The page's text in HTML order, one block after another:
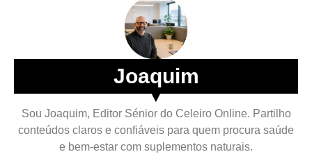
Joaquim
▼
Sou Joaquim, Editor Sénior do Celeiro Online. Partilho
conteúdos claros e confiáveis para quem procura saúde
e bem-estar com suplementos naturais.